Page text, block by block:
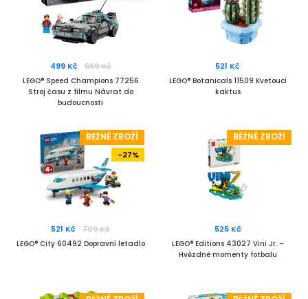
499 Kč 669 Kč
LEGO® Speed Champions 77256
Stroj času z filmu Návrat do
budoucnosti
521 Kč
LEGO® Botanicals 11509 Kvetoucí
kaktus
BĚŽNÉ ZBOŽÍ
-27%
521 Kč 709 Kč
LEGO® City 60492 Dopravní letadlo
BĚŽNÉ ZBOŽÍ
525 Kč
LEGO® Editions 43027 Vini Jr. –
Hvězdné momenty fotbalu